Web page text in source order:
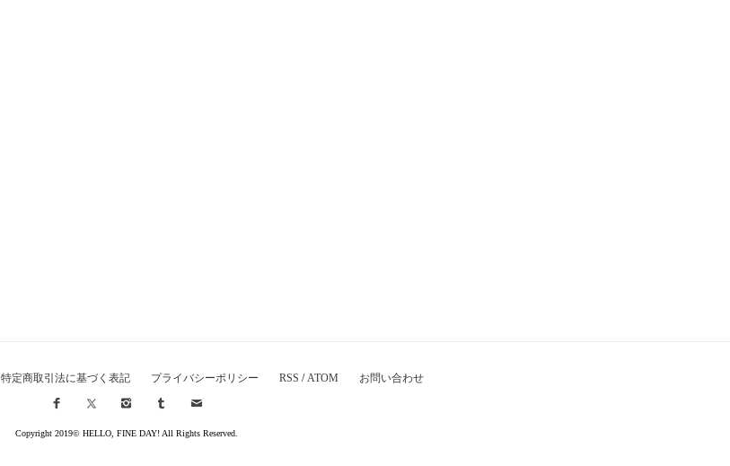
特定商取引法に基づく表記 プライバシーポリシー RSS /ATOM お問い合わせ
Copyright 2019© HELLO, FINE DAY! All Rights Reserved.